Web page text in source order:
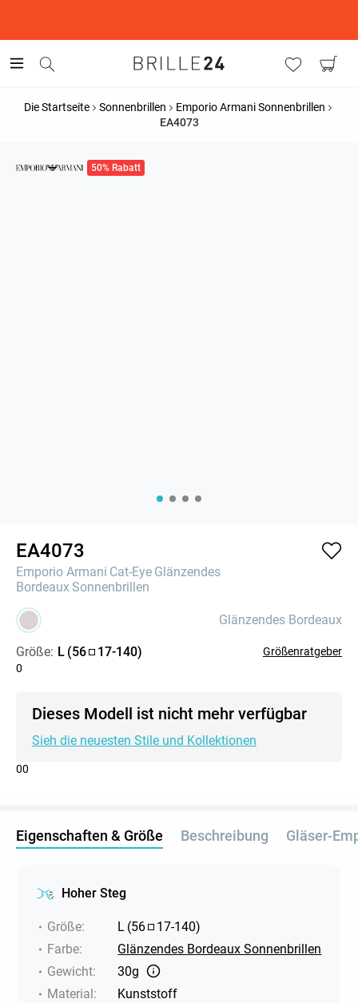
Die Startseite Sonnenbrillen
Emporio Armani Sonnenbrillen
EA4073
50% Rabatt
EA4073
Emporio Armani Cat-Eye Glänzendes
Bordeaux Sonnenbrillen
Glänzendes Bordeaux
Größe: L (56 17-140)
Größenratgeber
0
Dieses Modell ist nicht mehr verfügbar
Sieh die neuesten Stile und Kollektionen
00
Eigenschaften & Größe Beschreibung Gläser-
Hoher Steg
Größe: L (56 17-140)
Farbe:
Glänzendes Bordeaux Sonnenbrillen
Gewicht:
30g
Material:
Kunststoff